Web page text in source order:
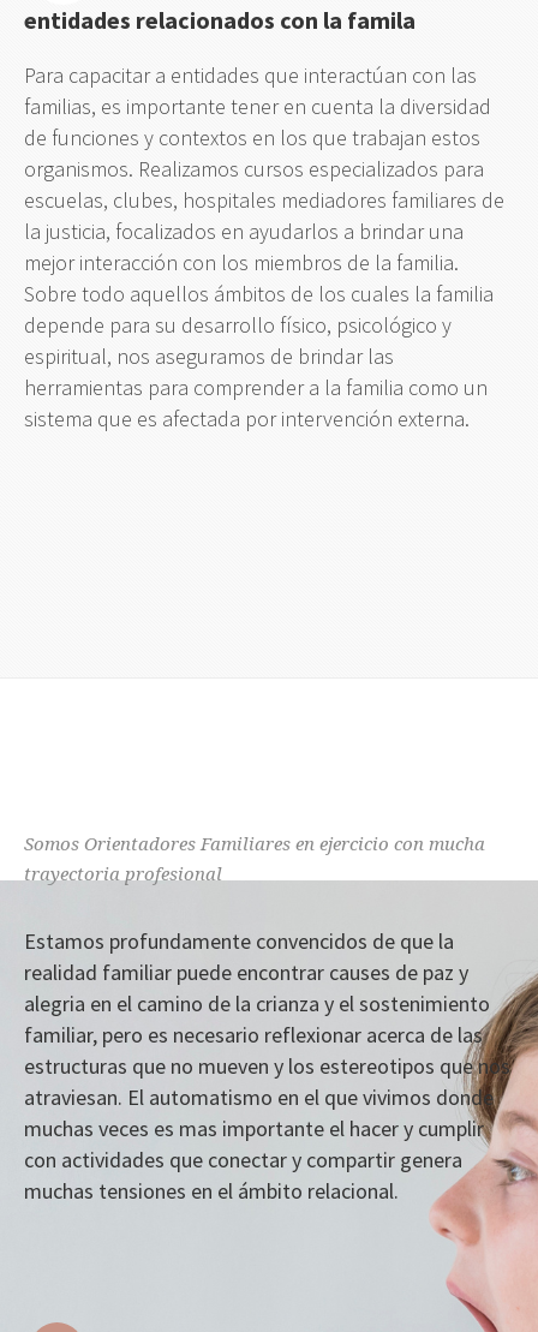
entidades relacionados con la famila
Para capacitar a entidades que interactúan con las
familias, es importante tener en cuenta la diversidad
de funciones y contextos en los que trabajan estos
organismos. Realizamos cursos especializados para
escuelas, clubes, hospitales mediadores familiares de
la justicia, focalizados en ayudarlos a brindar una
mejor interacción con los miembros de la familia.
Sobre todo aquellos ámbitos de los cuales la familia
depende para su desarrollo físico, psicológico y
espiritual, nos aseguramos de brindar las
herramientas para comprender a la familia como un
sistema que es afectada por intervención externa.
Somos Orientadores Familiares en ejercicio con mucha
trayectoria profesional
Estamos profundamente convencidos de que la
realidad familiar puede encontrar causes de paz y
alegria en el camino de la crianza y el sostenimiento
familiar, pero es necesario reflexionar acerca de las
estructuras que no mueven y los estereotipos que nos
atraviesan. El automatismo en el que vivimos donde
muchas veces es mas importante el hacer y cumplir
con actividades que conectar y compartir genera
muchas tensiones en el ámbito relacional.